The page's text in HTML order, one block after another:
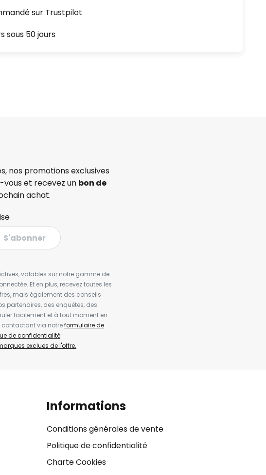
sur Trustpilot
sous 50 jours
nos promotions exclusives
et recevez un bon de
achat.
S'abonner
valables sur notre gamme de
Et en plus, recevez toutes les
mais également des conseils
partenaires, des enquêtes, des
facilement et à tout moment en
contactant via notreformulaire de
de confidentialité.
exclues de l'offre.
Informations
Conditions générales de vente
Politique de confidentialité
Charte Cookies